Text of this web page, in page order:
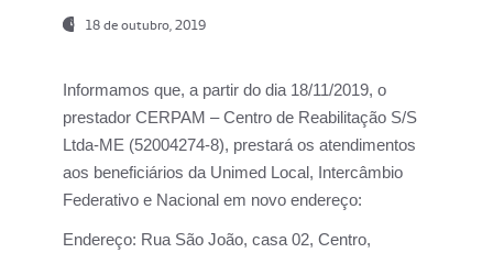
18 de outubro, 2019
Informamos que, a partir do dia 18/11/2019, o
prestador CERPAM – Centro de Reabilitação S/S
Ltda-ME (52004274-8), prestará os atendimentos
aos beneficiários da Unimed Local, Intercâmbio
Federativo e Nacional em novo endereço:
Endereço: Rua São João, casa 02, Centro,